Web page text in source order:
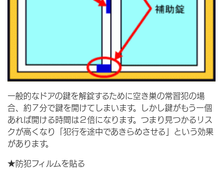
一般的なドアの鍵を解錠するために空き巣の常習犯の場
合、約７分で鍵を開けてしまいます。しかし鍵がもう一個
あれば開ける時間は２倍になります。つまり見つかるリス
クが高くなり「犯行を途中であきらめさせる」という効果
があります。
★防犯フィルムを貼る